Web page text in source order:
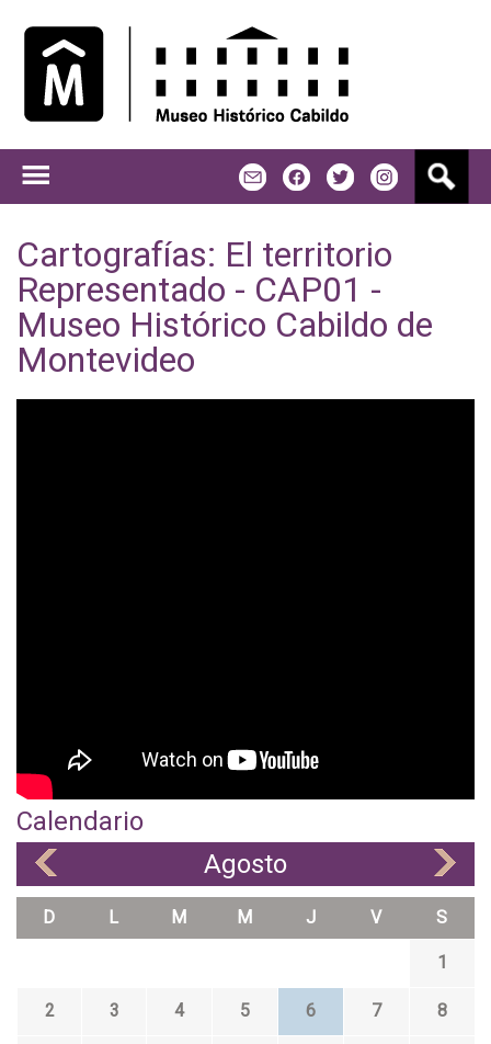
Cartografías: El territorio
Representado - CAP01 -
Museo Histórico Cabildo de
Montevideo
Calendario
Agosto
D L M M J V S
1
2 3 4 5 6 7 8
s